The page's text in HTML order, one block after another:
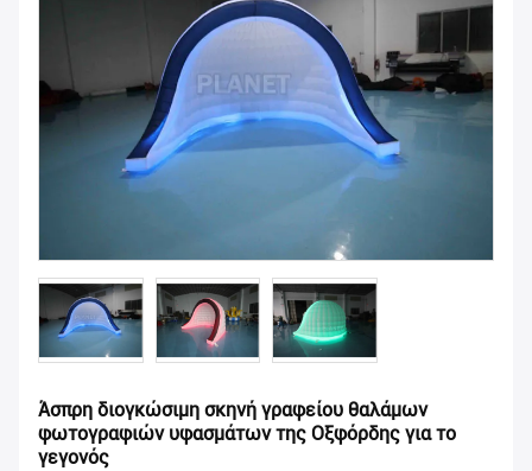
Άσπρη διογκώσιμη σκηνή γραφείου θαλάμων
φωτογραφιών υφασμάτων της Οξφόρδης για το
γεγονός